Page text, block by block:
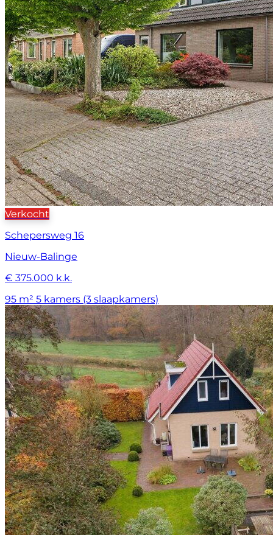
Verkocht
Schepersweg 16
Nieuw-Balinge
€ 375.000 k.k.
95 m² 5 kamers (3 slaapkamers)